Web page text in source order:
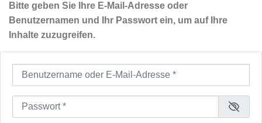
Bitte geben Sie Ihre E-Mail-Adresse oder
Benutzernamen und Ihr Passwort ein, um auf Ihre
Inhalte zuzugreifen.
Benutzername oder E-Mail-Adresse
Passwort